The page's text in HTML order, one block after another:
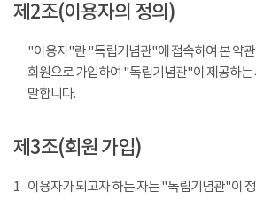
제2조(이용자의 정의)
"이용자"란 "독립기념관"에 접속하여 본 약
회원으로 가입하여 "독립기념관"이 제공하는
말합니다.
제3조(회원 가입)
1 이용자가 되고자 하는 자는 "독립기념관"이